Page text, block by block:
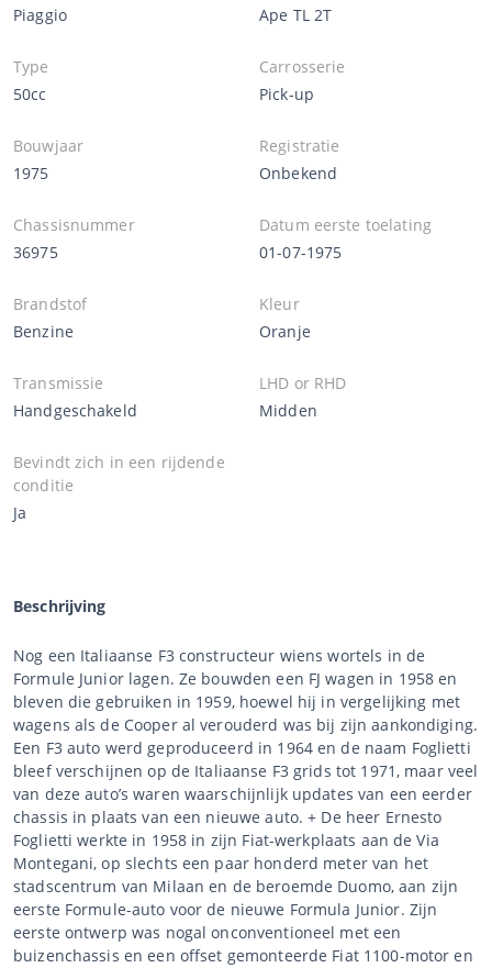
Piaggio
Ape TL 2T
Type
50cc
Carrosserie
Pick-up
Bouwjaar
1975
Registratie
Onbekend
Chassisnummer
36975
Datum eerste toelating
01-07-1975
Brandstof
Benzine
Kleur
Oranje
Transmissie
Handgeschakeld
LHD or RHD
Midden
Bevindt zich in een rijdende
conditie
Ja
Beschrijving
Nog een Italiaanse F3 constructeur wiens wortels in de
Formule Junior lagen. Ze bouwden een FJ wagen in 1958 en
bleven die gebruiken in 1959, hoewel hij in vergelijking met
wagens als de Cooper al verouderd was bij zijn aankondiging.
Een F3 auto werd geproduceerd in 1964 en de naam Foglietti
bleef verschijnen op de Italiaanse F3 grids tot 1971, maar veel
van deze auto’s waren waarschijnlijk updates van een eerder
chassis in plaats van een nieuwe auto. + De heer Ernesto
Foglietti werkte in 1958 in zijn Fiat-werkplaats aan de Via
Montegani, op slechts een paar honderd meter van het
stadscentrum van Milaan en de beroemde Duomo, aan zijn
eerste Formule-auto voor de nieuwe Formula Junior. Zijn
eerste ontwerp was nogal onconventioneel met een
buizenchassis en een offset gemonteerde Fiat 1100-motor en